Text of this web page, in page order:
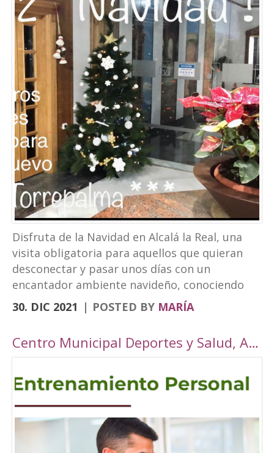
Disfruta de la Navidad en Alcalá la Real, una
visita obligatoria para aquellos que quieran
desconectar y pasar unos días con un
encantador ambiente navideño, conociendo
los rincones tan bonitos que ofrece nuestra
localidad. Este año, Alcalá la Real oferta todo
con una cuidada ambientación navideña. El
Ayuntamiento pasarán ser un parque navideño
donde se colocará un tobogán de hielo
artificial y un tiovivo, acompañados de un
alumbrado navideño digno de la hermosura de
nuestra localidad junto a puestos de castañas,
30. DIC 2021 POSTED BY MARÍA
Centro Municipal Deportes y Salud, Alcalá la Real